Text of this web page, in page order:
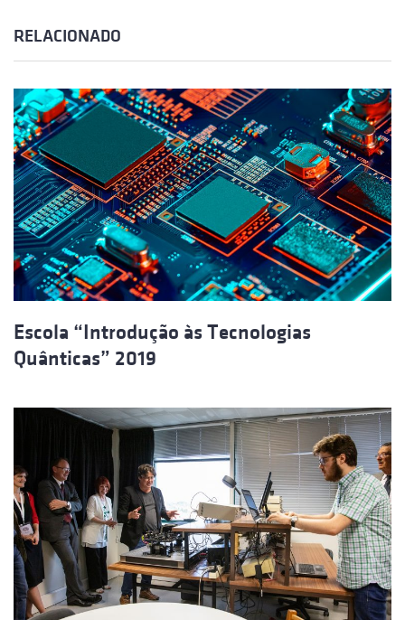
RELACIONADO
Escola “Introdução às Tecnologias
Quânticas” 2019